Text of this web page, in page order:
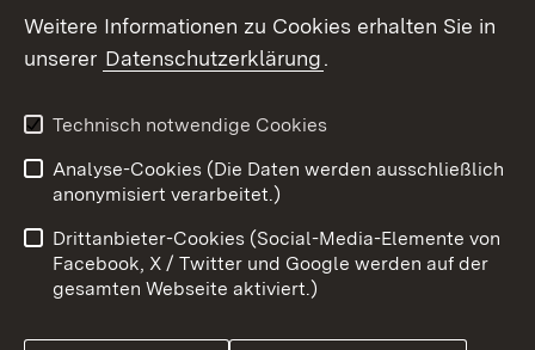
Social Wall
X / Twitter
Youtube
Benutzungshinweise
Barrierefreiheit
Datenschutz
Cookies
Weitere Informationen zu Cookies erhalten Sie in
unserer Datenschutzerklärung.
Technisch notwendige Cookies
Analyse-Cookies (Die Daten werden ausschließlich
anonymisiert verarbeitet.)
Drittanbieter-Cookies (Social-Media-Elemente von
Facebook, X / Twitter und Google werden auf der
gesamten Webseite aktiviert.)